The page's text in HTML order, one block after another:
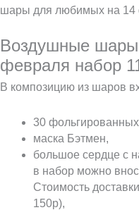
шары для любимых на 14
Воздушные
февраля набор
В композицию из шаров
30
маска Бэтмен,
большое сердце с
в набор можно
Стоимость
150р),